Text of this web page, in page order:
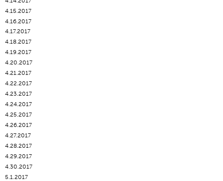
4.15.2017
4.16.2017
4.17.2017
4.18.2017
4.19.2017
4.20.2017
4.21.2017
4.22.2017
4.23.2017
4.24.2017
4.25.2017
4.26.2017
4.27.2017
4.28.2017
4.29.2017
4.30.2017
5.1.2017